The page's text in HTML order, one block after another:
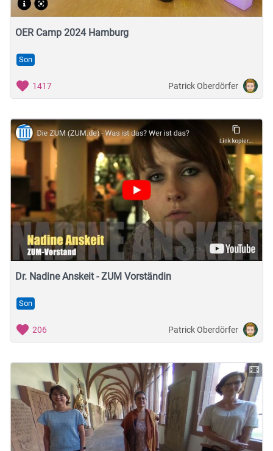
OER Camp 2024 Hamburg
Son
1417 Patrick Oberdörfer
Dr. Nadine Anskeit - ZUM Vorständin
Son
206 Patrick Oberdörfer